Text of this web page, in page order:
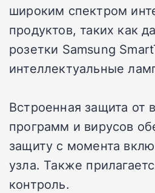
широким спектром
продуктов, таких как
розетки Samsung
интеллектуальные
Встроенная защита от
программ и вирусов
защиту с момента
узла. Также
контроль.